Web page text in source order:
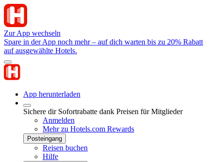
Zur App wechseln
Spare in der App noch mehr – auf dich warten bis zu 20% Rabatt
auf ausgewählte Hotels.
App herunterladen
Sichere dir Sofortrabatte dank Preisen für Mitglieder
Anmelden
Mehr zu Hotels.com Rewards
Posteingang
Reisen buchen
Hilfe